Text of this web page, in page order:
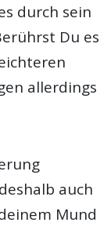
durch sein
Du es
allerdings
auch
Mund